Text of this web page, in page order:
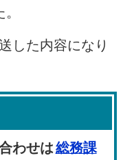
した内容になり
わせは総務課